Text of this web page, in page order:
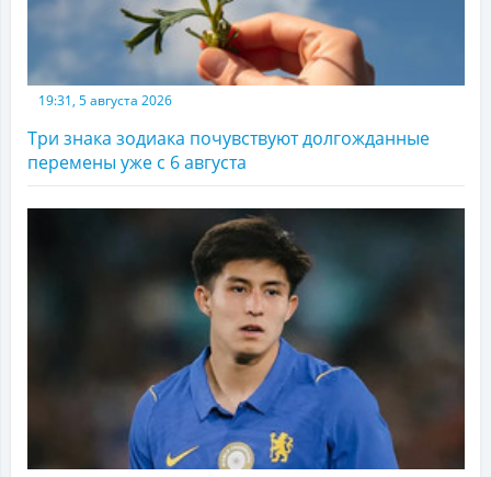
19:31, 5 августа 2026
Три знака зодиака почувствуют долгожданные
перемены уже с 6 августа